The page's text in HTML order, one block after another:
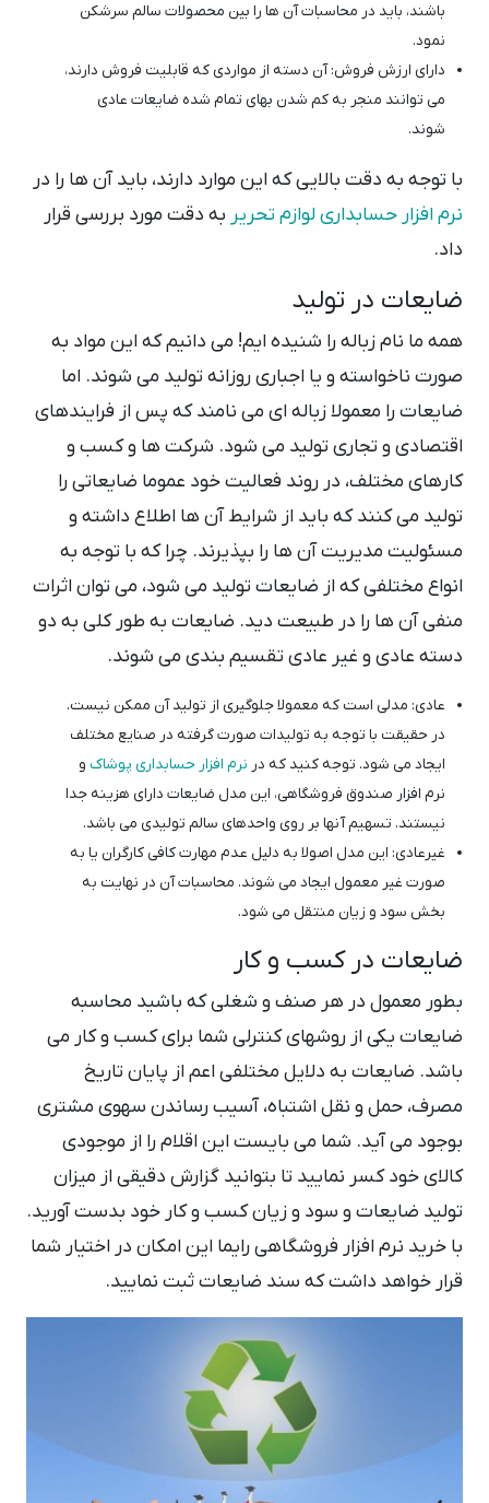
باشند، باید در محاسبات آن ها را بین محصولات سالم سرشکن
نمود.
دارای ارزش فروش: آن دسته از مواردی که قابلیت فروش دارند،
می توانند منجر به کم شدن بهای تمام شده ضایعات عادی
شوند.
با توجه به دقت بالایی که این موارد دارند، باید آن ها را در
نرم افزار حسابداری لوازم تحریر به دقت مورد بررسی قرار
داد.
ضایعات در تولید
همه ما نام زباله را شنیده ایم! می دانیم که این مواد به
صورت ناخواسته و یا اجباری روزانه تولید می شوند. اما
ضایعات را معمولا زباله ای می نامند که پس از فرایندهای
اقتصادی و تجاری تولید می شود. شرکت ها و کسب و
کارهای مختلف، در روند فعالیت خود عموما ضایعاتی را
تولید می کنند که باید از شرایط آن ها اطلاع داشته و
مسئولیت مدیریت آن ها را بپذیرند. چرا که با توجه به
انواع مختلفی که از ضایعات تولید می شود، می توان اثرات
منفی آن ها را در طبیعت دید. ضایعات به طور کلی به دو
دسته عادی و غیر عادی تقسیم بندی می شوند.
عادی: مدلی است که معمولا جلوگیری از تولید آن ممکن نیست.
در حقیقت با توجه به تولیدات صورت گرفته در صنایع مختلف
ایجاد می شود. توجه کنید که در نرم افزار حسابداری پوشاک و
نرم افزار صندوق فروشگاهی، این مدل ضایعات دارای هزینه جدا
نیستند. تسهیم آنها بر روی واحدهای سالم تولیدی می باشد.
غیرعادی: این مدل اصولا به دلیل عدم مهارت کافی کارگران یا به
صورت غیر معمول ایجاد می شوند. محاسبات آن در نهایت به
بخش سود و زیان منتقل می شود.
ضایعات در کسب و کار
بطور معمول در هر صنف و شغلی که باشید محاسبه
ضایعات یکی از روشهای کنترلی شما برای کسب و کار می
باشد. ضایعات به دلایل مختلفی اعم از پایان تاریخ
مصرف، حمل و نقل اشتباه، آسیب رساندن سهوی مشتری
بوجود می آید. شما می بایست این اقلام را از موجودی
کالای خود کسر نمایید تا بتوانید گزارش دقیقی از میزان
تولید ضایعات و سود و زیان کسب و کار خود بدست آورید.
با خرید نرم افزار فروشگاهی رایما این امکان در اختیار شما
قرار خواهد داشت که سند ضایعات ثبت نمایید.